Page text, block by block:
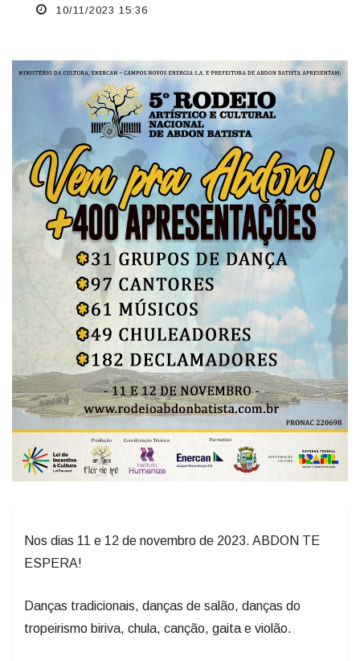
10/11/2023 15:36
Nos dias 11 e 12 de novembro de 2023. ABDON TE
ESPERA!
Danças tradicionais, danças de salão, danças do
tropeirismo biriva, chula, canção, gaita e violão.